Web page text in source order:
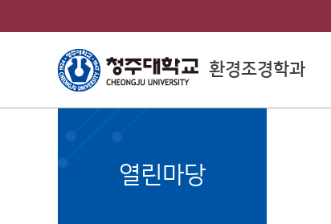
환경조경학과
College of
Science Engineering
열린마당